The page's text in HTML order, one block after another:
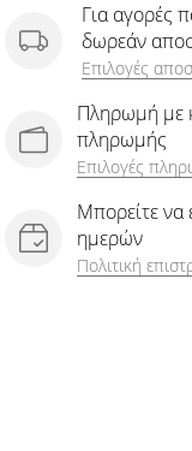
Για αγορές
δωρεάν
Επιλογές
Πληρωμή με
πληρωμής
Επιλογές
Μπορείτε να
ημερών
Πολιτική